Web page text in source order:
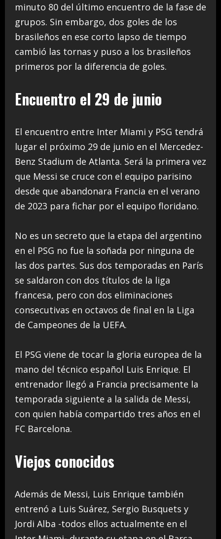
minuto 80 del último encuentro de la fase de
grupos. Sin embargo, dos goles de los
brasileños en ese corto lapso de tiempo
cambió las tornas y puso a los brasileños
primeros por la diferencia de goles.
Encuentro el 29 de junio
El encuentro entre Inter Miami y PSG tendrá
lugar el próximo 29 de junio en el Mercedez-
Benz Stadium de Atlanta. Será la primera vez
que Messi se cruce con el equipo parisino
desde que abandonara Francia en el verano
de 2023 para fichar por el equipo floridano.
No es un secreto que la etapa del argentino
en el PSG no fue la soñada por ninguna de
las dos partes. Sus dos temporadas en París
se saldaron con dos títulos de la liga
francesa, pero con dos eliminaciones
consecutivas en octavos de final en la Liga
de Campeones de la UEFA.
El PSG viene de tocar la gloria europea de la
mano del técnico español Luis Enrique. El
entrenador llegó a Francia precisamente la
temporada siguiente a la salida de Messi,
con quien había compartido tres años en el
FC Barcelona.
Viejos conocidos
Además de Messi, Luis Enrique también
entrenó a Luis Suárez, Sergio Busquets y
Jordi Alba -todos ellos actualmente en el